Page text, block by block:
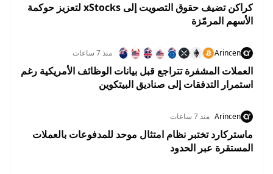
كراكن تضيف حقوق التصويت إلى xStocks لتعزيز حوكمة
الأسهم المرمّزة
Arincen منذ 7 ساعات
العملات المشفرة تتراجع قبل بيانات الوظائف الأمريكية رغم
استمرار التدفقات إلى صناديق البيتكوين
Arincen منذ 7 ساعات
ماستركارد تختبر نظام امتثال موحد للمدفوعات بالعملات
المستقرة عبر الحدود